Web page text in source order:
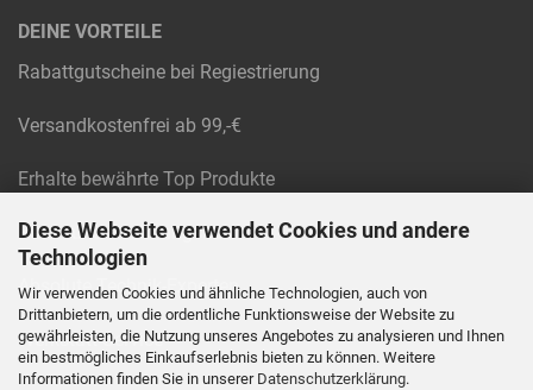
Diese Webseite verwendet Cookies und andere
Technologien
Wir verwenden Cookies und ähnliche Technologien, auch von
Drittanbietern, um die ordentliche Funktionsweise der Website zu
gewährleisten, die Nutzung unseres Angebotes zu analysieren und Ihnen
ein bestmögliches Einkaufserlebnis bieten zu können. Weitere
Informationen finden Sie in unserer Datenschutzerklärung.
DEINE VORTEILE
Rabattgutscheine bei Regiestrierung
Versandkostenfrei ab 99,-€
Erhalte bewährte Top Produkte
Raten und Rechnungskauf
Absolute Technik-Experten
Werkstatt Service